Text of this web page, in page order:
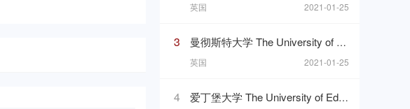
英国 2021-01-25
3 曼彻斯特大学 The University of Manchester
英国 2021-01-25
4 爱丁堡大学 The University of Edinburgh